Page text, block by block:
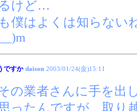
けど…
僕はよくは知らない
ですか daison 2003/01/24(金)15:11
の業者さんに手を出
ったんですが、取り